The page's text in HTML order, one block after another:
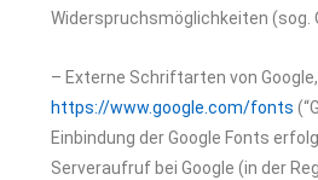
Widerspruchsmöglichkeiten (sog.
– Externe Schriftarten von Google,
https://www.google.com/fonts
Einbindung der Google Fonts
Serveraufruf bei Google (in der